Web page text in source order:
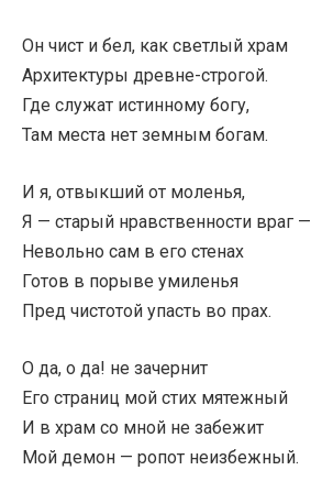
Он чист и бел, как светлый храм
Архитектуры древне-строгой.
Где служат истинному богу,
Там места нет земным богам.
И я, отвыкший от моленья,
Я — старый нравственности враг —
Невольно сам в его стенах
Готов в порыве умиленья
Пред чистотой упасть во прах.
О да, о да! не зачернит
Его страниц мой стих мятежный
И в храм со мной не забежит
Мой демон — ропот неизбежный.